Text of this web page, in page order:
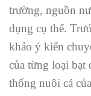
trường, nguồn
dụng cụ thể.
khảo ý kiến
của từng loại bạt
thống nuôi cá